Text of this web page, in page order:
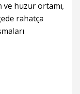
ve huzur ortamı,
rahatça